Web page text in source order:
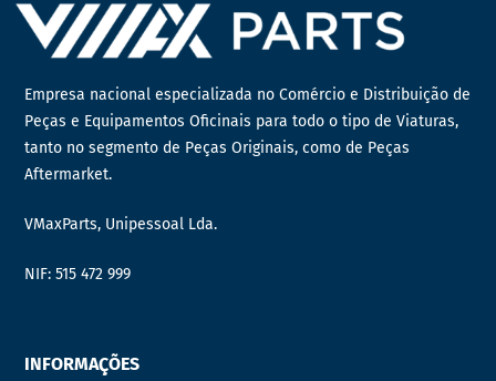
Empresa nacional especializada no Comércio e Distribuição de
Peças e Equipamentos Oficinais para todo o tipo de Viaturas,
tanto no segmento de Peças Originais, como de Peças
Aftermarket.
VMaxParts, Unipessoal Lda.
NIF: 515 472 999
INFORMAÇÕES